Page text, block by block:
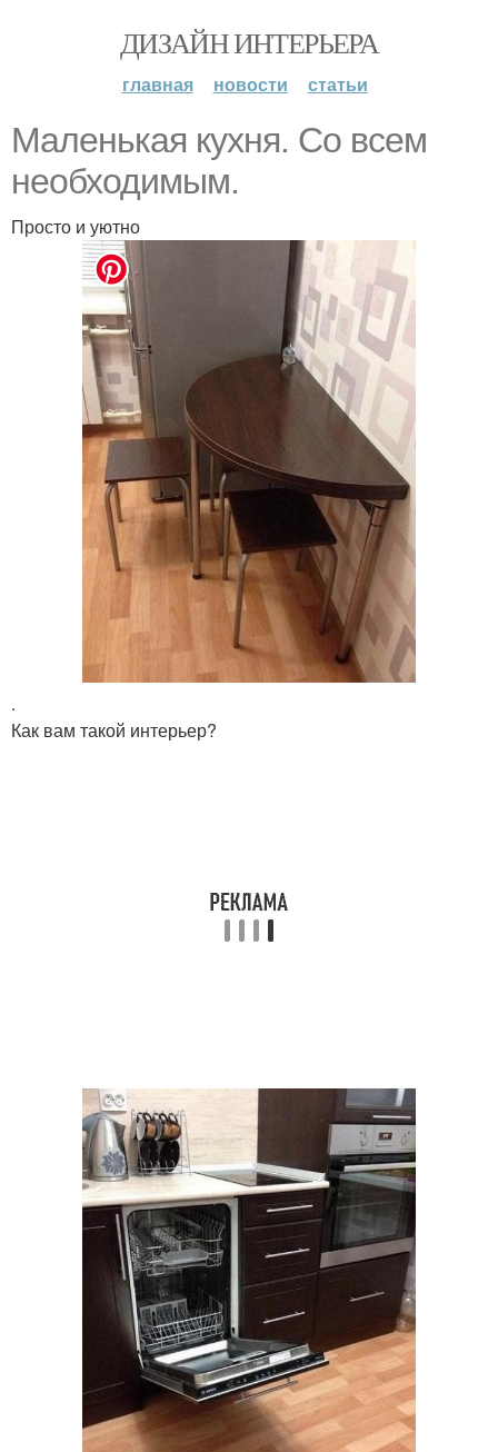
ДИЗАЙН ИНТЕРЬЕРА
главная новости статьи
Маленькая кухня. Со всем
необходимым.
Просто и уютно
.
Как вам такой интерьер?